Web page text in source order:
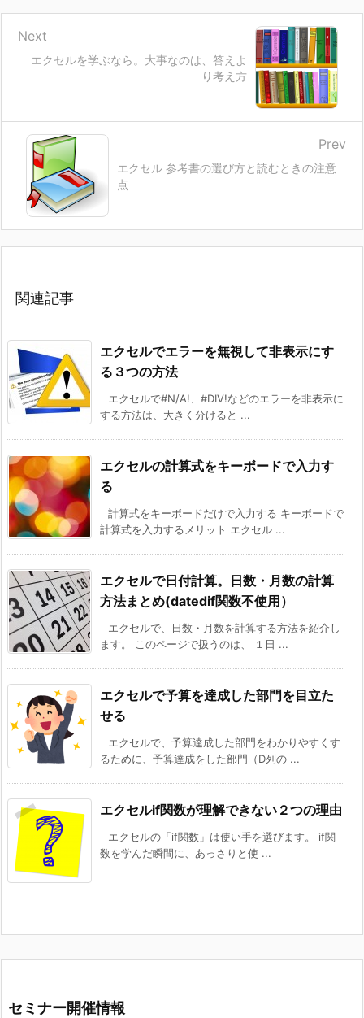
エクセルを学ぶなら。大事なのは、答えよ
り考え方
Next
エクセル 参考書の選び方と読むときの注意
点
Prev
関連記事
エクセルでエラーを無視して非表示にす
る３つの方法
エクセルで#N/A!、#DIV!などのエラーを非表示に
する方法は、大きく分けると ...
エクセルの計算式をキーボードで入力す
る
計算式をキーボードだけで入力する キーボードで
計算式を入力するメリット エクセル ...
エクセルで日付計算。日数・月数の計算
方法まとめ(datedif関数不使用）
エクセルで、日数・月数を計算する方法を紹介し
ます。 このページで扱うのは、 １日 ...
エクセルで予算を達成した部門を目立た
せる
エクセルで、予算達成した部門をわかりやすくす
るために、予算達成をした部門（D列の ...
エクセルif関数が理解できない２つの理由
エクセルの「if関数」は使い手を選びます。 if関
数を学んだ瞬間に、あっさりと使 ...
セミナー開催情報